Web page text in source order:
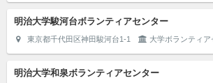
明治大学駿河台ボランティアセンター
東京都千代田区神田駿河台1-1 大学ボランティア
明治大学和泉ボランティアセンター